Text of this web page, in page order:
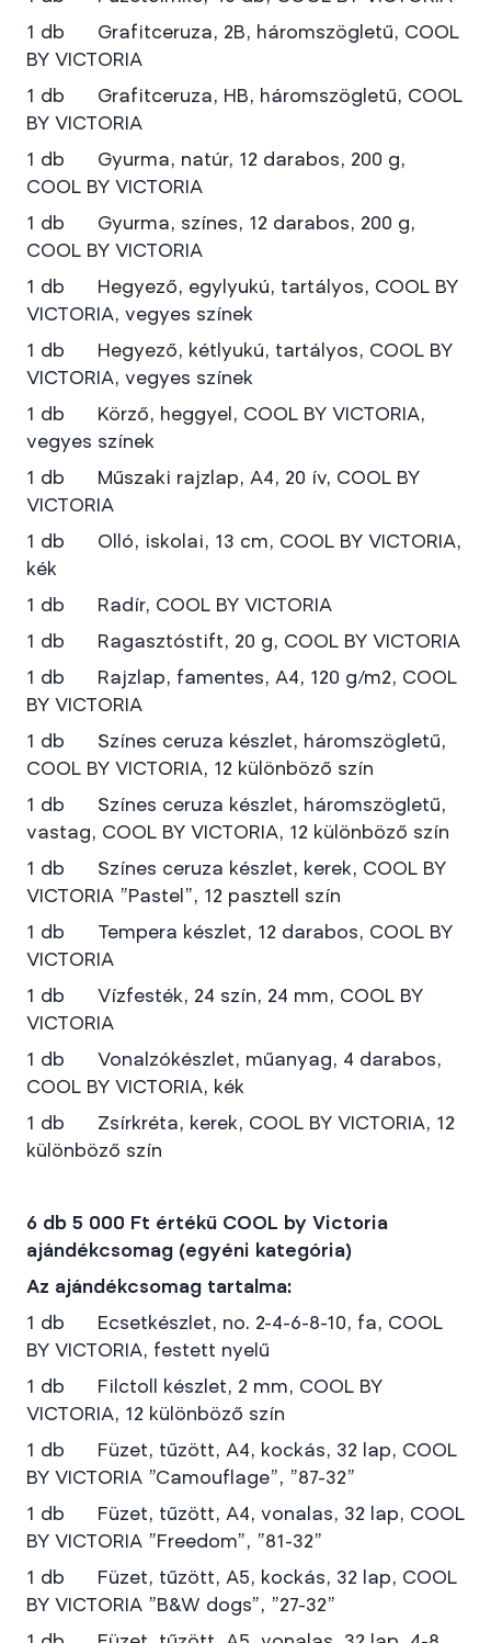
1 db Grafitceruza, 2B, háromszögletű, COOL
BY VICTORIA
1 db Grafitceruza, HB, háromszögletű, COOL
BY VICTORIA
1 db Gyurma, natúr, 12 darabos, 200 g,
COOL BY VICTORIA
1 db Gyurma, színes, 12 darabos, 200 g,
COOL BY VICTORIA
1 db Hegyező, egylyukú, tartályos, COOL BY
VICTORIA, vegyes színek
1 db Hegyező, kétlyukú, tartályos, COOL BY
VICTORIA, vegyes színek
1 db Körző, heggyel, COOL BY VICTORIA,
vegyes színek
1 db Műszaki rajzlap, A4, 20 ív, COOL BY
VICTORIA
1 db Olló, iskolai, 13 cm, COOL BY VICTORIA,
kék
1 db Radír, COOL BY VICTORIA
1 db Ragasztóstift, 20 g, COOL BY VICTORIA
1 db Rajzlap, famentes, A4, 120 g/m2, COOL
BY VICTORIA
1 db Színes ceruza készlet, háromszögletű,
COOL BY VICTORIA, 12 különböző szín
1 db Színes ceruza készlet, háromszögletű,
vastag, COOL BY VICTORIA, 12 különböző szín
1 db Színes ceruza készlet, kerek, COOL BY
VICTORIA "Pastel", 12 pasztell szín
1 db Tempera készlet, 12 darabos, COOL BY
VICTORIA
1 db Vízfesték, 24 szín, 24 mm, COOL BY
VICTORIA
1 db Vonalzókészlet, műanyag, 4 darabos,
COOL BY VICTORIA, kék
1 db Zsírkréta, kerek, COOL BY VICTORIA, 12
különböző szín
6 db 5 000 Ft értékű COOL by Victoria
ajándékcsomag (egyéni kategória)
Az ajándékcsomag tartalma:
1 db Ecsetkészlet, no. 2-4-6-8-10, fa, COOL
BY VICTORIA, festett nyelű
1 db Filctoll készlet, 2 mm, COOL BY
VICTORIA, 12 különböző szín
1 db Füzet, tűzött, A4, kockás, 32 lap, COOL
BY VICTORIA "Camouflage", "87-32"
1 db Füzet, tűzött, A4, vonalas, 32 lap, COOL
BY VICTORIA "Freedom", "81-32"
1 db Füzet, tűzött, A5, kockás, 32 lap, COOL
BY VICTORIA "B&W dogs", "27-32"